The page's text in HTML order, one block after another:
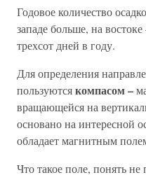
Годовое количество
западе больше, на
трехсот дней в году.
Для определения
пользуютсякомпасом –
вращающейся на
основано на интересной
обладает магнитным
Что такое поле, понять не